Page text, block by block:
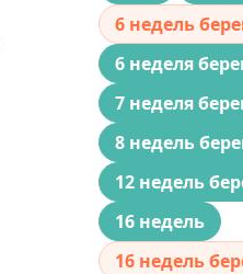
6 недель
6 неделя
7 неделя
8 недель
12 недель
16 недель
16 недель